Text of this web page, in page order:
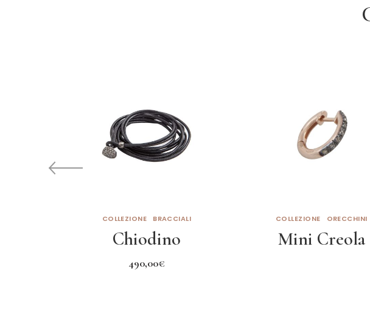
COLLEZIONE BRACCIALI
Chiodino
490,00€
COLLEZIONE ORECCHINI
Mini Creola